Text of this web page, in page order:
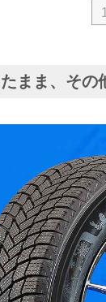
1
まま、その